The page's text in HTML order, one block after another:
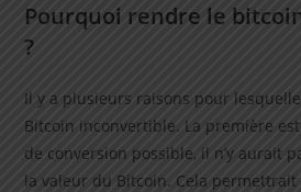
Pourquoi rendre le
?
Il y a plusieurs raisons pour
Bitcoin inconvertible. La première est
de conversion possible, il n’y aurait
la valeur du Bitcoin. Cela